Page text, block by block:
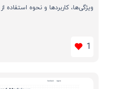
ویژگی‌ها، کاربردها و نحوه استفاده
1